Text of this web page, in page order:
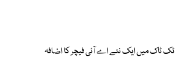
ٹک ٹاک میں ایک نئے اے آئی فیچر کا اضافہ